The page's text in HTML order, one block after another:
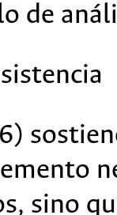
de
sino